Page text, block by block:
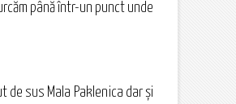
până într-un punct unde
de sus Mala Paklenica dar şi